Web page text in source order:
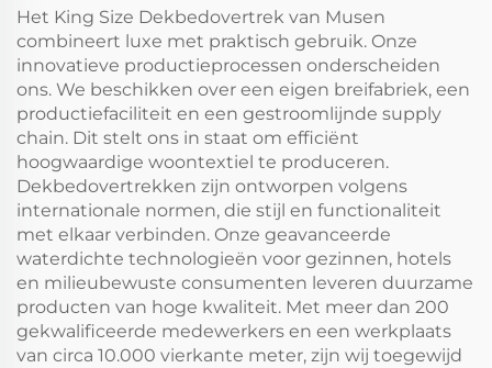
Kussentop Matje),
Ademend en
Drukverlagend (Beige)
wasbaar in de
machine (donkergrijs)
Het King Size Dekbedovertrek van Musen
combineert luxe met praktisch gebruik. Onze
innovatieve productieprocessen onderscheiden
ons. We beschikken over een eigen breifa­briek, een
productiefaciliteit en een gestroomlijnde supply
chain. Dit stelt ons in staat om efficiënt
hoogwaardige woontextiel te produceren.
Dekbedovertrekken zijn ontworpen volgens
internationale normen, die stijl en functionaliteit
met elkaar verbinden. Onze geavanceerde
waterdichte technologieën voor gezinnen, hotels
en milieubewuste consumenten leveren duurzame
producten van hoge kwaliteit. Met meer dan 200
gekwalificeerde medewerkers en een werkplaats
van circa 10.000 vierkante meter, zijn wij toegewijd